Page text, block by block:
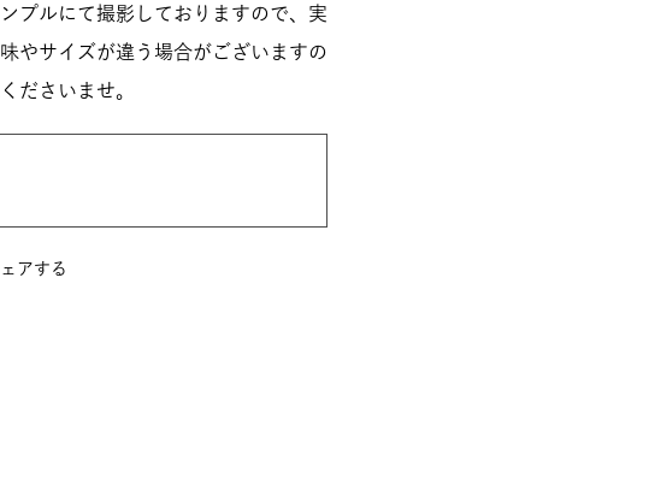
プルにて撮影しておりますので、実
やサイズが違う場合がございますの
ださいませ。
アする